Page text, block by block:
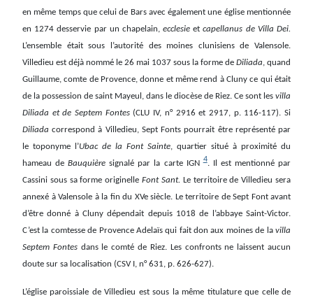
en même temps que celui de Bars avec également une église mentionnée
en 1274 desservie par un chapelain,ecclesieet capellanus de Villa Dei.
L’ensemble était sous l’autorité des moines clunisiens de Valensole.
Villedieu est déjà nommé le 26 mai 1037 sous la forme de Diliada, quand
Guillaume, comte de Provence, donne et même rend à Cluny ce qui était
de la possession de saint Mayeul, dans le diocèse de Riez. Ce sont les villa
Diliada et de Septem Fontes (CLU IV, n° 2916 et 2917, p. 116-117). Si
Diliadacorrespond à Villedieu, Sept Fonts pourrait être représenté par
le toponyme l’Ubac de la Font Sainte, quartier situé à proximité du
hameau deBauquière signalé par la carte IGN4. Il est mentionné par
Cassini sous sa forme originelleFont Sant. Le territoire de Villedieu sera
annexé à Valensole à la fin du XVe siècle. Le territoire de Sept Font avant
d’être donné à Cluny dépendait depuis 1018 de l’abbaye Saint-Victor.
C’est la comtesse de Provence Adelaïs qui fait don aux moines de la villa
Septem Fontesdans le comté de Riez. Les confronts ne laissent aucun
doute sur sa localisation (CSV I, n° 631, p. 626-627).
L’église paroissiale de Villedieu est sous la même titulature que celle de